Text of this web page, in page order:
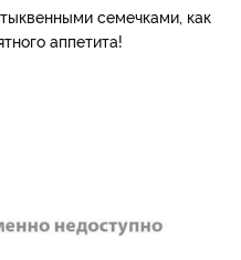
семечками, как
аппетита!